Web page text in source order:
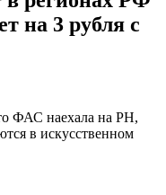
на 3 рубля с
ФАС наехала на РН,
в искусственном